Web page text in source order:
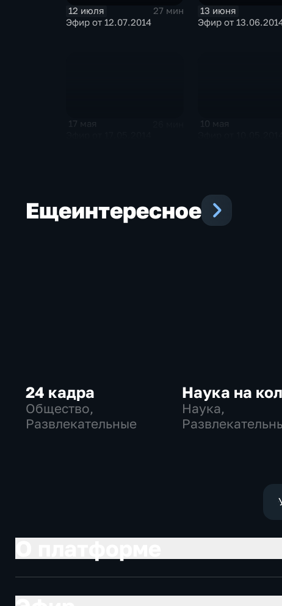
12 июля
27 мин
Эфир от 12.07.2014
13 июня
Эфир от
17 мая 10 мая
Ещеинтересное
24 кадра
Общество,
Развлекательные
Наука на
Наука,